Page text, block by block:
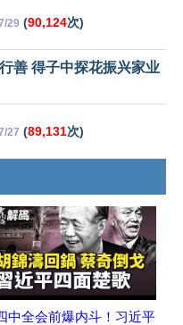
29 (90,124次)
善 得子中探花振兴家业
27 (89,131次)
中全会前爆内斗！习近平